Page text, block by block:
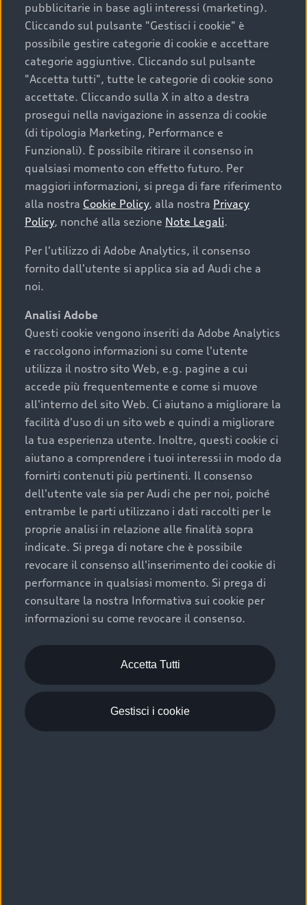
Scegliere un’auto usata è una decisione che coniuga
convenienza, affidabilità e sostenibilità. Per fare un
acquisto sicuro, è essenziale considerare aspetti
determinanti come la garanzia inclusa e l’affidabilità del
marchio. Audi offre l’auto usata perfetta tramite Audi
Prima Scelta :plus
Cosa sapere prima di
acquistare la tua prossima
auto
I requisiti fondamentali da considerare prima di
acquistare un’auto usata, oltre al prezzo e all'aspetto,
chilometraggio: un valore contenuto corrisponde a
uno stato migliore del veicolo e a una maggiore
durata nel tempo;
cronologia dei tagliandi: una documentazione
completa della vettura certifica una manutenzione
costante e accurata;
condizioni della carrozzeria e degli interni: una
buona conservazione evidenzia cura e attenzione del
precedente proprietario;
efficienza meccanica: motore, trasmissione e
componenti principali in ottimo stato garantiscono
prestazioni affidabili e sicure.
Acquistare un’auto usata in una Concessionaria ufficiale
Audi che offre l’usato garantito tramite Audi Prima
Scelta :plus, significa affidarsi ad un prodotto che viene
sottoposto a 110 controlli approfonditi e coperto da
garanzia fino a 4 anni per una maggiore tutela del tuo
acquisto.
pubblicitarie in base agli interessi (marketing).
Cliccando sul pulsante "Gestisci i cookie" è
possibile gestire categorie di cookie e accettare
categorie aggiuntive. Cliccando sul pulsante
"Accetta tutti", tutte le categorie di cookie sono
accettate. Cliccando sulla X in alto a destra
prosegui nella navigazione in assenza di cookie
(di tipologia Marketing, Performance e
Funzionali). È possibile ritirare il consenso in
qualsiasi momento con effetto futuro. Per
maggiori informazioni, si prega di fare riferimento
alla nostra Cookie Policy, alla nostra Privacy
Policy, nonché alla sezione Note Legali.
Per l'utilizzo di Adobe Analytics, il consenso
fornito dall'utente si applica sia ad Audi che a
noi.
Analisi Adobe
Questi cookie vengono inseriti da Adobe Analytics
e raccolgono informazioni su come l'utente
utilizza il nostro sito Web, e.g. pagine a cui
accede più frequentemente e come si muove
all'interno del sito Web. Ci aiutano a migliorare la
facilità d'uso di un sito web e quindi a migliorare
la tua esperienza utente. Inoltre, questi cookie ci
aiutano a comprendere i tuoi interessi in modo da
fornirti contenuti più pertinenti. Il consenso
dell'utente vale sia per Audi che per noi, poiché
entrambe le parti utilizzano i dati raccolti per le
proprie analisi in relazione alle finalità sopra
indicate. Si prega di notare che è possibile
revocare il consenso all'inserimento dei cookie di
performance in qualsiasi momento. Si prega di
consultare la nostra Informativa sui cookie per
informazioni su come revocare il consenso.
Accetta Tutti
Gestisci i cookie